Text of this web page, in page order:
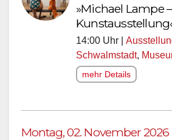
»Michael Lampe –
14:00 Uhr |
Schwalmstadt,
mehr Details
Montag, 02. November 2026